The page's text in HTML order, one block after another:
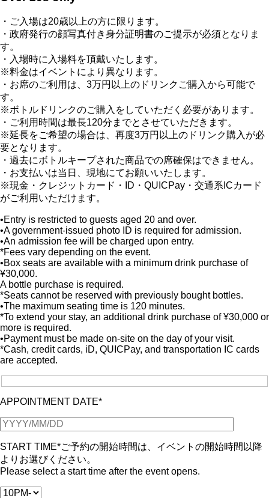
・ご入場は20歳以上の方に限ります。
・政府発行の顔写真付き身分証明書のご提示が必須となりま
す。
・入場時に入場料を頂戴いたします。
※料金はイベントにより異なります。
・お席のご利用は、3万円以上のドリンクご購入から可能で
す。
※ボトルドリンクのご購入をしていただく必要があります。
・ご利用時間は最長120分までとさせていただきます。
※延長をご希望の場合は、再度3万円以上のドリンク購入が必
要となります。
・過去にボトルキープされた商品での席確保はできません。
・お支払いは当日、現地にてお願いいたします。
※現金・クレジットカード・ID・QUICPay・交通系ICカード
がご利用いただけます。
•Entry is restricted to guests aged 20 and over.
•A government-issued photo ID is required for admission.
•An admission fee will be charged upon entry.
*Fees vary depending on the event.
•Box seats are available with a minimum drink purchase of
¥30,000.
A bottle purchase is required.
*Seats cannot be reserved with previously bought bottles.
•The maximum seating time is 120 minutes.
*To extend your stay, an additional drink purchase of ¥30,000 or
more is required.
•Payment must be made on-site on the day of your visit.
*Cash, credit cards, iD, QUICPay, and transportation IC cards
are accepted.
APPOINTMENT DATE*
START TIME*ご予約の開始時間は、イベントの開始時間以降
よりお選びください。
Please select a start time after the event opens.